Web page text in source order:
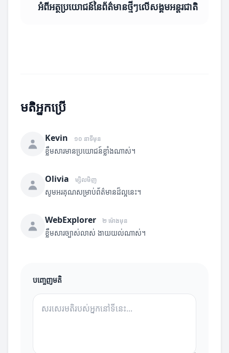
អំពីអត្ថប្រយោជន៍នៃព័ត៌មានថ្មីៗលើសង្គមអន្តរជាតិ
មតិអ្នកប្រើ
Kevin ១០ នាទីមុន
ខ្លឹមសារមានប្រយោជន៍ខ្លាំងណាស់។
Olivia ម្សិលមិញ
សូមអរគុណសម្រាប់ព័ត៌មានដ៏ល្អនេះ។
WebExplorer ២ ម៉ោងមុន
ខ្លឹមសារច្បាស់លាស់ ងាយយល់ណាស់។
បញ្ចេញមតិ